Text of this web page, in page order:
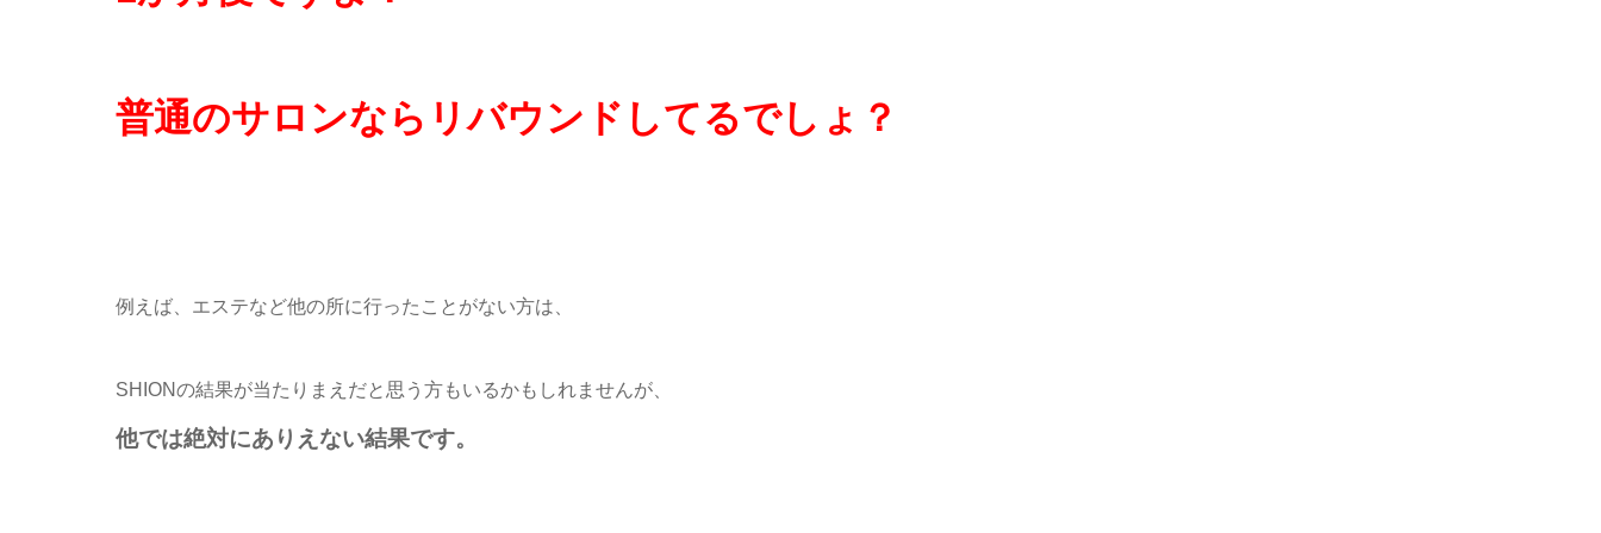
普通のサロンならリバウンドしてるでしょ？
例えば、エステなど他の所に行ったことがない方は、
SHIONの結果が当たりまえだと思う方もいるかもしれませんが、
他では絶対にありえない結果です。